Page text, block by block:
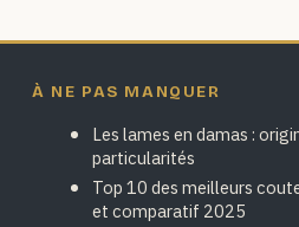
À NE PAS MANQUER
Les lames en damas :
particularités
Top 10 des meilleurs
et comparatif 2025